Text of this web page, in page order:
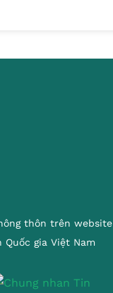
thôn trên website
gia Việt Nam